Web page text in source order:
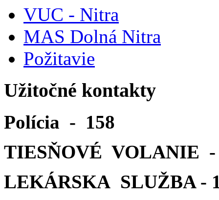
VUC - Nitra
MAS Dolná Nitra
Požitavie
Užitočné kontakty
Polícia - 158
TIESŇOVÉ VOLANIE -
LEKÁRSKA SLUŽBA -